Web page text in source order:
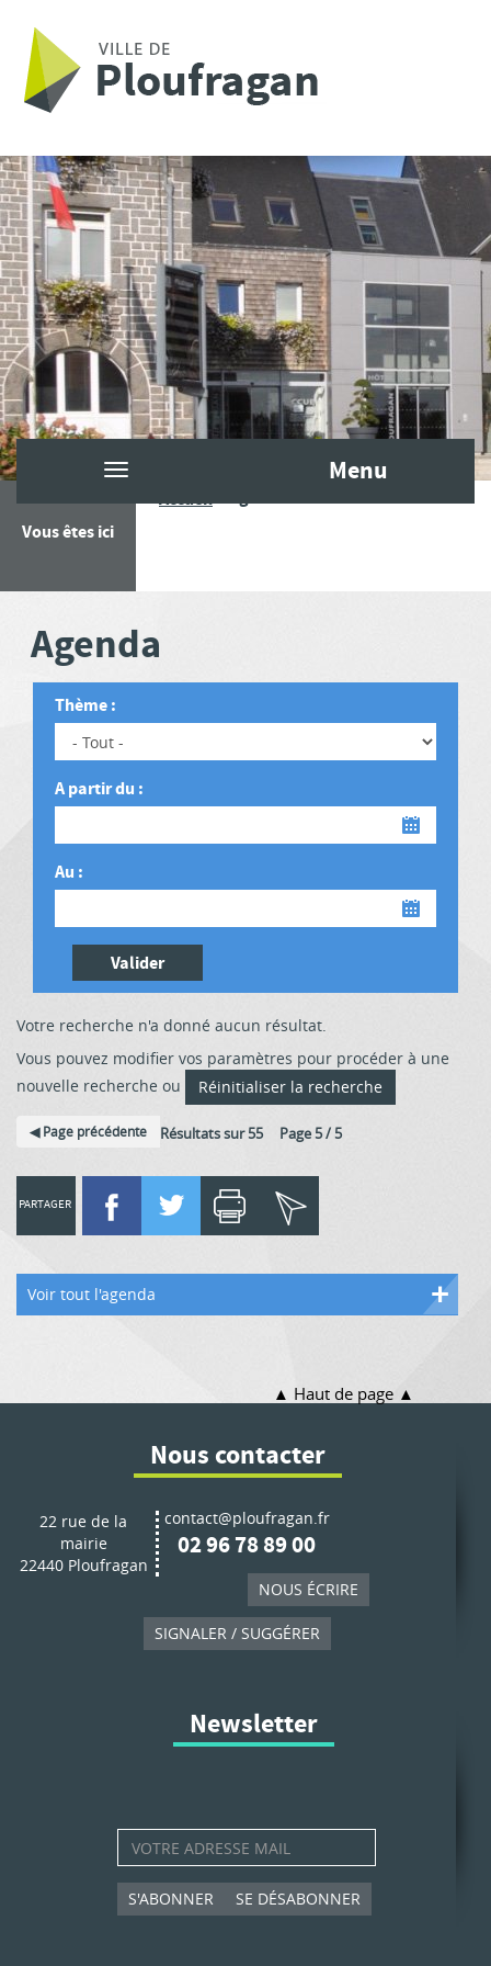
Menu
Vous êtes ici
Accueil Agenda
Agenda
Thème :
A partir du :
Au :
Valider
Votre recherche n'a donné aucun résultat.
Vous pouvez modifier vos paramètres pour procéder à une
nouvelle recherche ou
Réinitialiser la recherche
Page précédente 7 Résultats sur 55 Page 5 / 5
PARTAGER
Voir tout l'agenda
Haut de page
Nous contacter
22 rue de la
mairie
22440 Ploufragan
contact@ploufragan.fr
02 96 78 89 00
NOUS ÉCRIRE
SIGNALER / SUGGÉRER
Newsletter
S'ABONNER SE DÉSABONNER